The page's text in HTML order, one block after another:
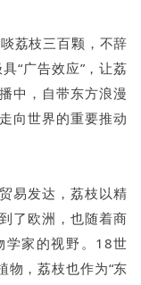
荔枝三百颗，不辞
“广告效应”，让荔
中，自带东方浪漫
向世界的重要推动
易发达，荔枝以精
了欧洲，也随着商
学家的视野。18世
物，荔枝也作为“东